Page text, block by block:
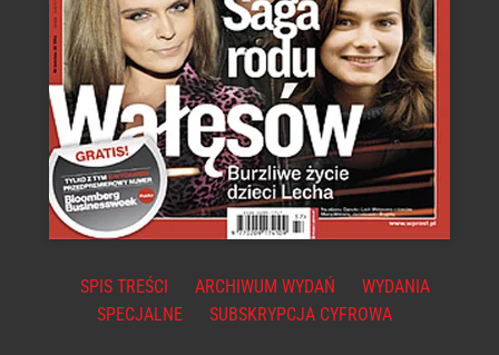
SPIS TREŚCI ARCHIWUM WYDAŃ
WYDANIA
SPECJALNE
SUBSKRYPCJA CYFROWA